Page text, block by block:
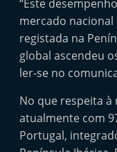
t
“Este
mercado
registada na
global ascendeu
ler-se no
No que respeita
atualmente com
Portugal,